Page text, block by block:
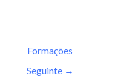
Formações
Seguinte →